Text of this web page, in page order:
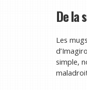
De la
Les
simple,